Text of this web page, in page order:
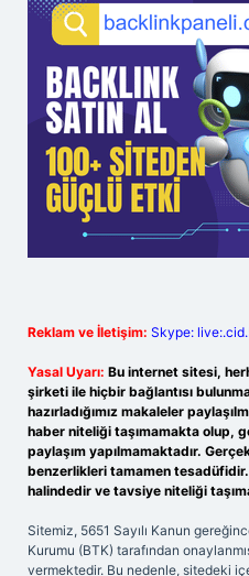
Reklam ve İletişim: Skype:
Yasal Uyarı: Bu internet sitesi,
şirketi ile hiçbir bağlantısı
hazırladığımız makaleler
haber niteliği taşımamakta olup,
paylaşım yapılmamaktadır.
benzerlikleri tamamen
halindedir ve tavsiye niteliği
Sitemiz, 5651 Sayılı Kanun
Kurumu (BTK) tarafından
vermektedir. Bu nedenle, sitedeki